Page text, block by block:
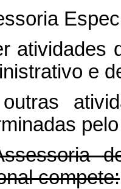
atividades
e
compete: